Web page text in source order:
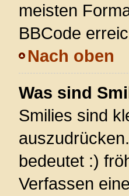
meisten
BBCode
Nach oben
Was sind
Smilies sind
bedeutet :)
Verfassen